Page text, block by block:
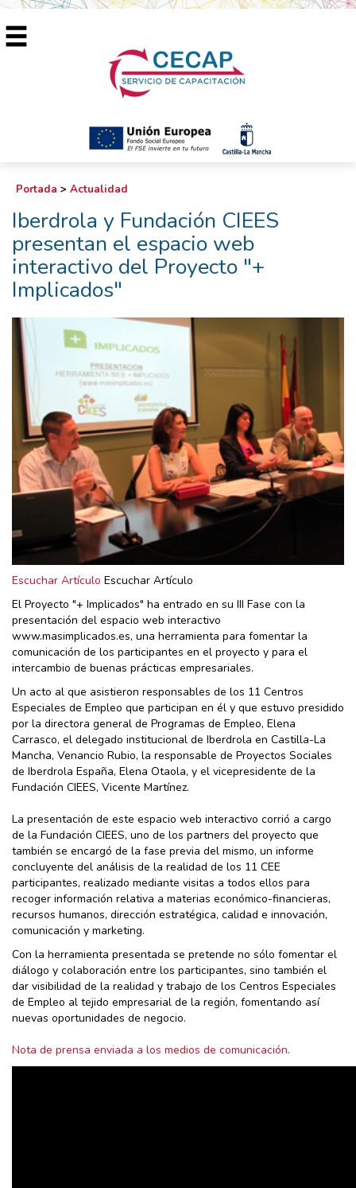
Portada > Actualidad
Iberdrola y Fundación CIEES
presentan el espacio web
interactivo del Proyecto "+
Implicados"
Escuchar Artículo Escuchar Artículo
El Proyecto "+ Implicados" ha entrado en su III Fase con la
presentación del espacio web interactivo
www.masimplicados.es, una herramienta para fomentar la
comunicación de los participantes en el proyecto y para el
intercambio de buenas prácticas empresariales.
Un acto al que asistieron responsables de los 11 Centros
Especiales de Empleo que participan en él y que estuvo presidido
por la directora general de Programas de Empleo, Elena
Carrasco, el delegado institucional de Iberdrola en Castilla-La
Mancha, Venancio Rubio, la responsable de Proyectos Sociales
de Iberdrola España, Elena Otaola, y el vicepresidente de la
Fundación CIEES, Vicente Martínez.
La presentación de este espacio web interactivo corrió a cargo
de la Fundación CIEES, uno de los partners del proyecto que
también se encargó de la fase previa del mismo, un informe
concluyente del análisis de la realidad de los 11 CEE
participantes, realizado mediante visitas a todos ellos para
recoger información relativa a materias económico-financieras,
recursos humanos, dirección estratégica, calidad e innovación,
comunicación y marketing.
Con la herramienta presentada se pretende no sólo fomentar el
diálogo y colaboración entre los participantes, sino también el
dar visibilidad de la realidad y trabajo de los Centros Especiales
de Empleo al tejido empresarial de la región, fomentando así
nuevas oportunidades de negocio.
Nota de prensa enviada a los medios de comunicación.